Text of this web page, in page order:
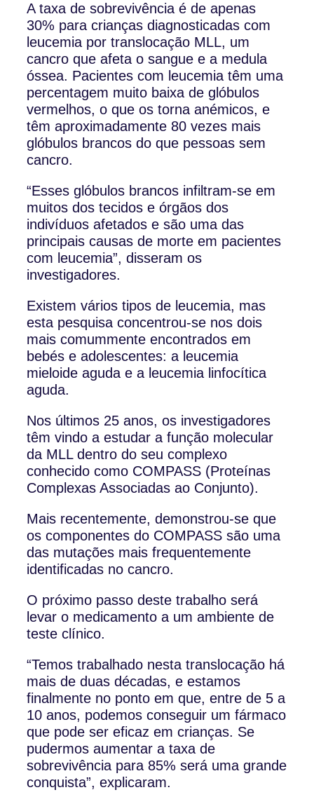
A taxa de sobrevivência é de apenas
30% para crianças diagnosticadas com
leucemia por translocação MLL, um
cancro que afeta o sangue e a medula
óssea. Pacientes com leucemia têm uma
percentagem muito baixa de glóbulos
vermelhos, o que os torna anémicos, e
têm aproximadamente 80 vezes mais
glóbulos brancos do que pessoas sem
cancro.
“Esses glóbulos brancos infiltram-se em
muitos dos tecidos e órgãos dos
indivíduos afetados e são uma das
principais causas de morte em pacientes
com leucemia”, disseram os
investigadores.
Existem vários tipos de leucemia, mas
esta pesquisa concentrou-se nos dois
mais comummente encontrados em
bebés e adolescentes: a leucemia
mieloide aguda e a leucemia linfocítica
aguda.
Nos últimos 25 anos, os investigadores
têm vindo a estudar a função molecular
da MLL dentro do seu complexo
conhecido como COMPASS (Proteínas
Complexas Associadas ao Conjunto).
Mais recentemente, demonstrou-se que
os componentes do COMPASS são uma
das mutações mais frequentemente
identificadas no cancro.
O próximo passo deste trabalho será
levar o medicamento a um ambiente de
teste clínico.
“Temos trabalhado nesta translocação há
mais de duas décadas, e estamos
finalmente no ponto em que, entre de 5 a
10 anos, podemos conseguir um fármaco
que pode ser eficaz em crianças. Se
pudermos aumentar a taxa de
sobrevivência para 85% será uma grande
conquista”, explicaram.